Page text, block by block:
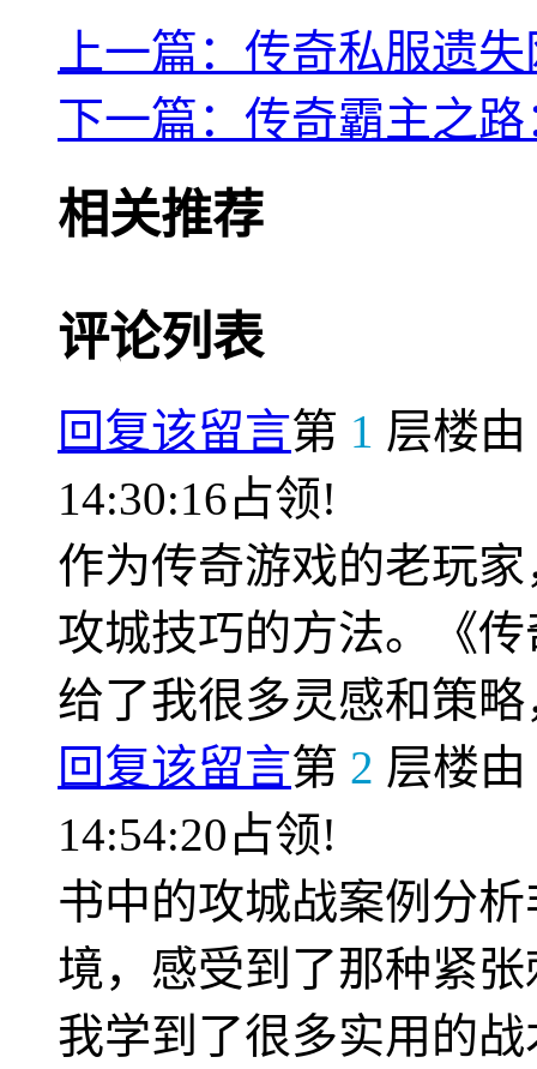
上一篇：传奇私服遗
下一篇：传奇霸主之
相关推荐
评论列表
回复该留言第 1 层楼由
14:30:16占领!
作为传奇游戏的老玩
攻城技巧的方法。《
给了我很多灵感和策
回复该留言第 2 层楼由
14:54:20占领!
书中的攻城战案例分
境，感受到了那种紧
我学到了很多实用的